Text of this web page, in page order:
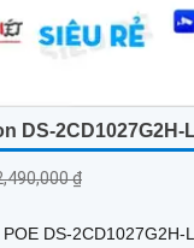
DS-2CD1027G2H-
₫
DS-2CD1027G2H-